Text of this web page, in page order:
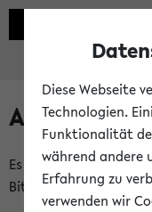
Anmeldung
Es gibt mehrere
Bitte wählen Sie die
Diese Webseite
Technologien.
Funktionalität
während andere
Erfahrung zu
verwenden wir